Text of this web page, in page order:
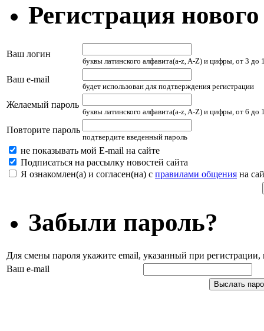
Регистрация
Ваш логин
буквы латинского алфавита(a-z, A-Z) и цифры, от 3 до
Ваш e-mail
будет использован для подтверждения регистрации
Желаемый пароль
буквы латинского алфавита(a-z, A-Z) и цифры, от 6 до
Повторите пароль
подтвердите введенный пароль
не показывать мой E-mail на сайте
Подписаться на рассылку новостей сайта
Я ознакомлен(а) и согласен(на) с правилами общения на
Забыли пароль?
Для смены пароля укажите email, указанный при
Ваш e-mail